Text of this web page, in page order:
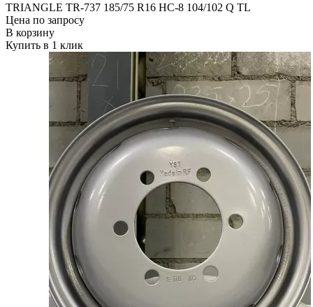
TRIANGLE TR-737 185/75 R16 НС-8 104/102 Q TL
Цена по запросу
В корзину
Купить в 1 клик